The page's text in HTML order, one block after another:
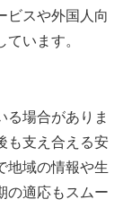
ビスや外国人向
います。
る場合がありま
も支え合える安
地域の情報や生
の適応もスムー